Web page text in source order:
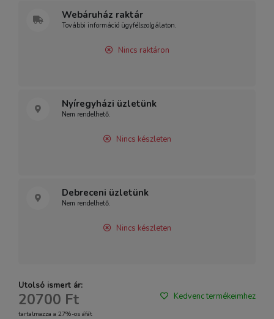
Webáruház raktár
További információ ügyfélszolgálaton.
Nincs raktáron
Nyíregyházi üzletünk
Nem rendelhető.
Nincs készleten
Debreceni üzletünk
Nem rendelhető.
Nincs készleten
Utolsó ismert ár:
20700 Ft
tartalmazza a 27%-os áfát
Kedvenc termékeimhez